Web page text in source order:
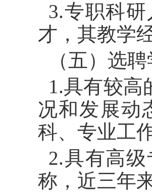
3.专职科
才，其教学
（五）选
1.具有较高
况和发展动
科、专业工
2.具有高
称，近三年